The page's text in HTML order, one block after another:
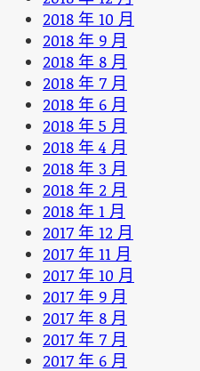
2018 年 10 月
2018 年 9 月
2018 年 8 月
2018 年 7 月
2018 年 6 月
2018 年 5 月
2018 年 4 月
2018 年 3 月
2018 年 2 月
2018 年 1 月
2017 年 12 月
2017 年 11 月
2017 年 10 月
2017 年 9 月
2017 年 8 月
2017 年 7 月
2017 年 6 月